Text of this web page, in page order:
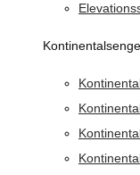
Kontinentalsenge